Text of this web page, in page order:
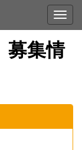
集情